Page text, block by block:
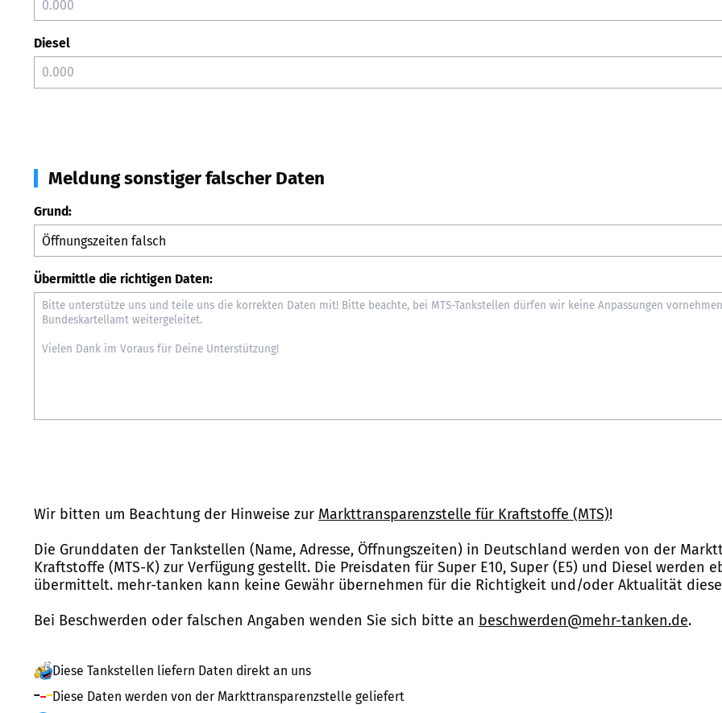
Diesel
Meldung sonstiger falscher Daten
Grund:
Übermittle die richtigen Daten:
Wir bitten um Beachtung der Hinweise zur Markttransparenzstelle für Kraftstoffe (MTS)!
Die Grunddaten der Tankstellen (Name, Adresse, Öffnungszeiten) in Deutschland werden von der
Kraftstoffe (MTS-K) zur Verfügung gestellt. Die Preisdaten für Super E10, Super (E5) und Diesel werden
übermittelt. mehr-tanken kann keine Gewähr übernehmen für die Richtigkeit und/oder Aktualität
Bei Beschwerden oder falschen Angaben wenden Sie sich bitte an beschwerden@mehr-tanken.de.
Diese Tankstellen liefern Daten direkt an uns
Diese Daten werden von der Markttransparenzstelle geliefert